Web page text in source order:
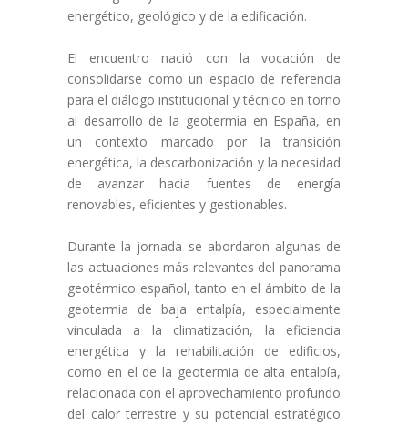
energético, geológico y de la edificación.
El encuentro nació con la vocación de
consolidarse como un espacio de referencia
para el diálogo institucional y técnico en torno
al desarrollo de la geotermia en España, en
un contexto marcado por la transición
energética, la descarbonización y la necesidad
de avanzar hacia fuentes de energía
renovables, eficientes y gestionables.
Durante la jornada se abordaron algunas de
las actuaciones más relevantes del panorama
geotérmico español, tanto en el ámbito de la
geotermia de baja entalpía, especialmente
vinculada a la climatización, la eficiencia
energética y la rehabilitación de edificios,
como en el de la geotermia de alta entalpía,
relacionada con el aprovechamiento profundo
del calor terrestre y su potencial estratégico